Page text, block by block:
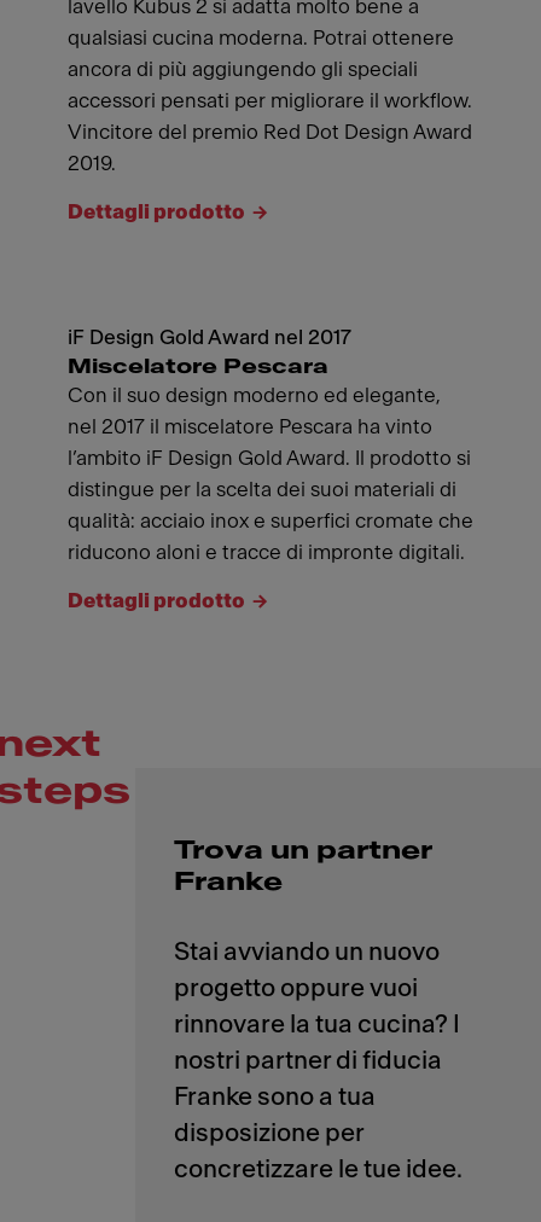
lavello Kubus 2 si adatta molto bene a
qualsiasi cucina moderna. Potrai ottenere
ancora di più aggiungendo gli speciali
accessori pensati per migliorare il workflow.
Vincitore del premio Red Dot Design Award
2019.
Dettagli prodotto
iF Design Gold Award nel 2017
Miscelatore Pescara
Con il suo design moderno ed elegante,
nel 2017 il miscelatore Pescara ha vinto
l’ambito iF Design Gold Award. Il prodotto si
distingue per la scelta dei suoi materiali di
qualità: acciaio inox e superfici cromate che
riducono aloni e tracce di impronte digitali.
Dettagli prodotto
Trova un partner
Franke
Stai avviando un nuovo
progetto oppure vuoi
rinnovare la tua cucina? I
nostri partner di fiducia
Franke sono a tua
disposizione per